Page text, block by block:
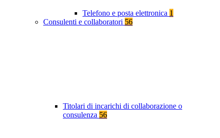
Telefono e posta elettronica 1
Consulenti e collaboratori 56
Titolari di incarichi di collaborazione o
consulenza 56